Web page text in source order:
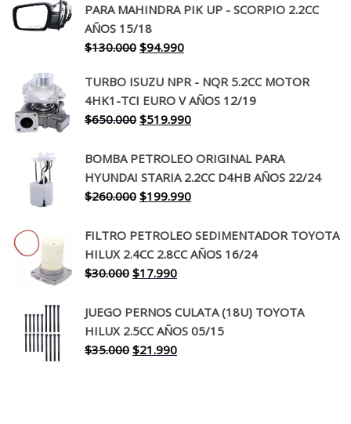
PARA MAHINDRA PIK UP - SCORPIO 2.2CC
AÑOS 15/18
$130.000 El
original
era:
$130.000.
$94.990El
actual
es:
$94.990.
TURBO ISUZU NPR - NQR 5.2CC MOTOR
4HK1-TCI EURO V AÑOS 12/19
$650.000 El
original
era:
$650.000.
$519.990El
actual
es:
$519.990.
BOMBA PETROLEO ORIGINAL PARA
HYUNDAI STARIA 2.2CC D4HB AÑOS 22/24
$260.000 El
original
era:
$260.000.
$199.990El
actual
es:
FILTRO PETROLEO SEDIMENTADOR TOYOTA
HILUX 2.4CC 2.8CC AÑOS 16/24
$30.000 El
original
era:
$30.000.
$17.990El
actual
es:
$17.990.
JUEGO PERNOS CULATA (18U) TOYOTA
HILUX 2.5CC AÑOS 05/15
$35.000 El
$21.990El